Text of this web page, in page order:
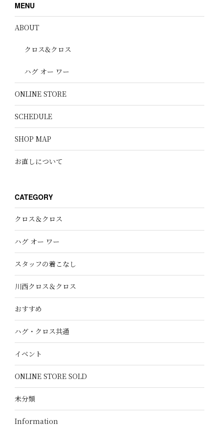
MENU
ABOUT
クロス&クロス
ハグ オー ワー
ONLINE STORE
SCHEDULE
SHOP MAP
お直しについて
CATEGORY
クロス＆クロス
ハグ オー ワー
スタッフの着こなし
川西クロス＆クロス
おすすめ
ハグ・クロス共通
イベント
ONLINE STORE SOLD
未分類
Information